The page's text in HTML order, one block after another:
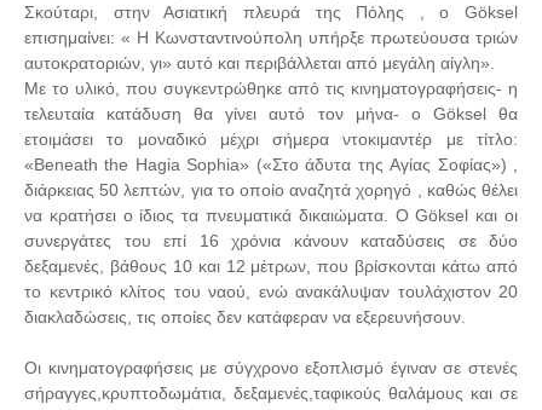
Σκούταρι, στην Ασιατική πλευρά της Πόλης , ο Göksel
επισημαίνει: « Η Κωνσταντινούπολη υπήρξε πρωτεύουσα τριών
αυτοκρατοριών, γι» αυτό και περιβάλλεται από μεγάλη αίγλη».
Με το υλικό, που συγκεντρώθηκε από τις κινηματογραφήσεις- η
τελευταία κατάδυση θα γίνει αυτό τον μήνα- ο Göksel θα
ετοιμάσει το μοναδικό μέχρι σήμερα ντοκιμαντέρ με τίτλο:
«Beneath the Hagia Sophia» («Στο άδυτα της Aγίας Σοφίας») ,
διάρκειας 50 λεπτών, για το οποίο αναζητά χορηγό , καθώς θέλει
να κρατήσει ο ίδιος τα πνευματικά δικαιώματα. Ο Göksel και οι
συνεργάτες του επί 16 χρόνια κάνουν καταδύσεις σε δύο
δεξαμενές, βάθους 10 και 12 μέτρων, που βρίσκονται κάτω από
το κεντρικό κλίτος του ναού, ενώ ανακάλυψαν τουλάχιστον 20
διακλαδώσεις, τις οποίες δεν κατάφεραν να εξερευνήσουν.
Οι κινηματογραφήσεις με σύγχρονο εξοπλισμό έγιναν σε στενές
σήραγγες,κρυπτοδωμάτια, δεξαμενές,ταφικούς θαλάμους και σε